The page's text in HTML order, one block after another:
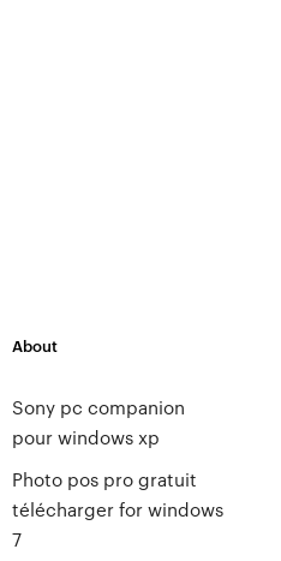
About
Sony pc companion
pour windows xp
Photo pos pro gratuit
télécharger for windows
7